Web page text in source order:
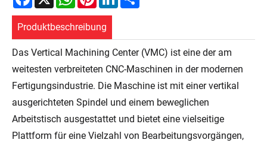
Produktbeschreibung
Das Vertical Machining Center (VMC) ist eine der am
weitesten verbreiteten CNC-Maschinen in der modernen
Fertigungsindustrie. Die Maschine ist mit einer vertikal
ausgerichteten Spindel und einem beweglichen
Arbeitstisch ausgestattet und bietet eine vielseitige
Plattform für eine Vielzahl von Bearbeitungsvorgängen,